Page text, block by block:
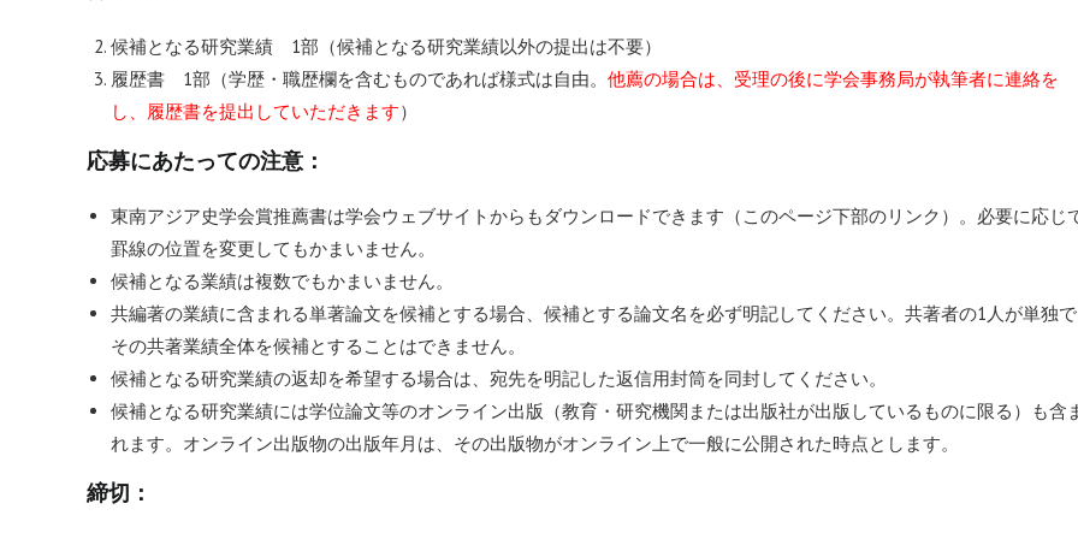
候補となる研究業績 1部（候補となる研究業績以外の提出は不要）
履歴書 1部（学歴・職歴欄を含むものであれば様式は自由。 他薦の場合は、受理の後に学会事務局が執筆者に連絡を
し、履歴書を提出していただきます）
応募にあたっての注意：
東南アジア史学会賞推薦書は学会ウェブサイトからもダウンロードできます（このページ下部のリンク）。必要に応じ
罫線の位置を変更してもかまいません。
候補となる業績は複数でもかまいません。
共編著の業績に含まれる単著論文を候補とする場合、候補とする論文名を必ず明記してください。共著者の1人が単独で
その共著業績全体を候補とすることはできません。
候補となる研究業績の返却を希望する場合は、宛先を明記した返信用封筒を同封してください。
候補となる研究業績には学位論文等のオンライン出版（教育・研究機関または出版社が出版しているものに限る）も含
れます。オンライン出版物の出版年月は、その出版物がオンライン上で一般に公開された時点とします。
締切：